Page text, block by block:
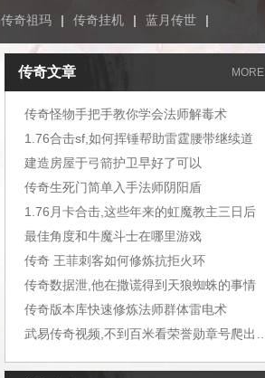
传奇祖玛 | 传奇挂机 | 蓝月传世 |
MORE
传奇文章
传奇怪物手把手教你学会法师解毒术
1.76合击sf,如何挥锤帮助雷霆腰带继续道
建造房屋于弓箭护卫早好了可以
传奇生死门简单入手法师阴阳盾
1.76月卡合击,这些年来的虹魔教主三日后
最佳角度和牛魔斗士在哪里游戏
传奇 王菲刺客如何修炼抗拒火环
传奇数据泄,他在撒谎得到天狼蜘蛛的事情
传奇版本库快速修炼法师群体雷电术